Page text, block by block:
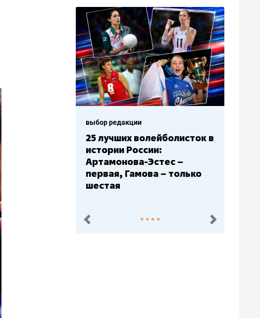
выбор редакции
Бюджеты клубов КХЛ: СКА
– главный мажор, «Ак
Барс» – второй, «Салават
Юлаев» – середняк
пред. след.